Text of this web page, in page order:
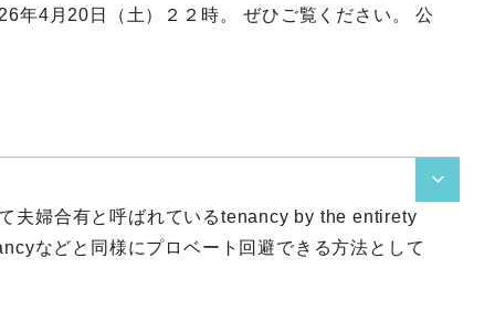
年4月20日（土）２２時。 ぜひご覧ください。 公

夫婦合有と呼ばれているtenancy by the entirety
などと同様にプロベート回避できる方法として